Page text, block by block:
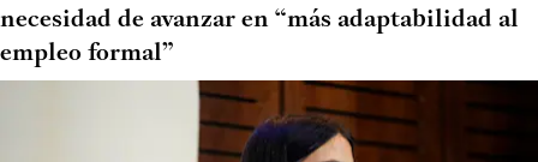
necesidad de avanzar en “más adaptabilidad al
empleo formal”